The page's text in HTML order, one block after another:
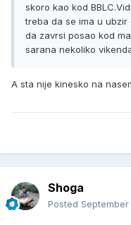
skoro kao kod
treba da se ima u ubzir
da zavrsi posao kod
sarana nekoliko
A sta nije kinesko na
Shoga
Posted September